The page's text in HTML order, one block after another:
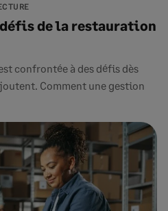
de la restauration
confrontée à des défis dès
Comment une gestion